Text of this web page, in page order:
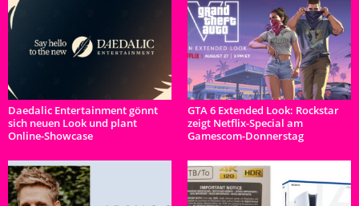
Daedalic Entertainment gönnt
sich neuen Look und plant
Online-Showcase
GTA 6 Extended Look: Rockstar
zeigt Netflix-Special am
Gamescom-Donnerstag